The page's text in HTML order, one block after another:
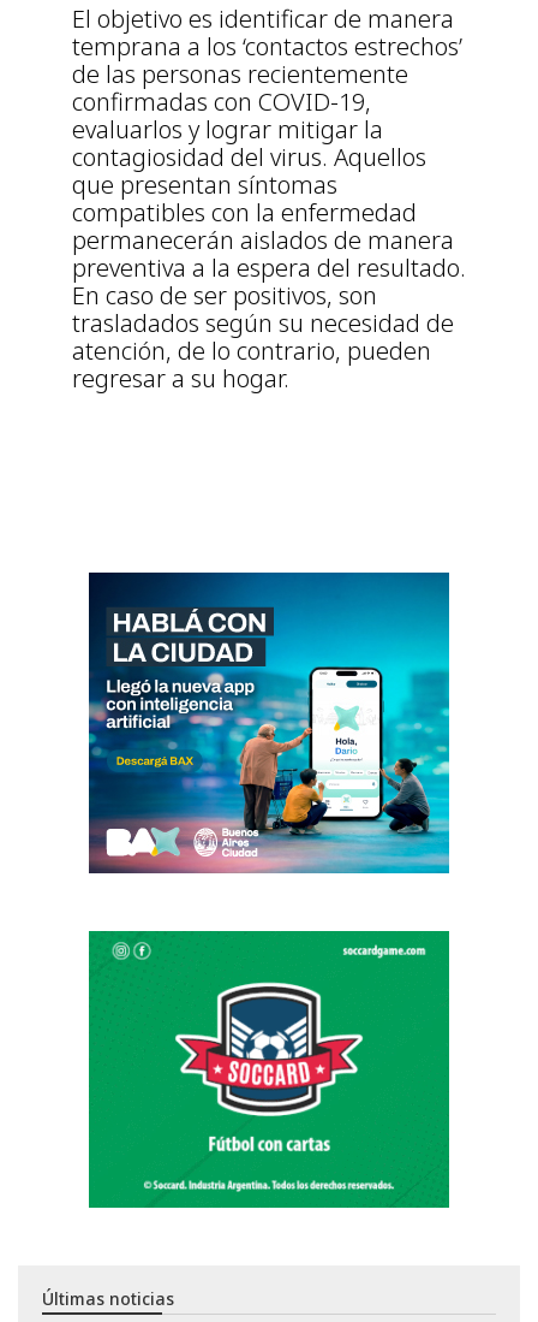
El objetivo es identificar de manera
temprana a los ‘contactos estrechos’
de las personas recientemente
confirmadas con COVID-19,
evaluarlos y lograr mitigar la
contagiosidad del virus. Aquellos
que presentan síntomas
compatibles con la enfermedad
permanecerán aislados de manera
preventiva a la espera del resultado.
En caso de ser positivos, son
trasladados según su necesidad de
atención, de lo contrario, pueden
regresar a su hogar.
Últimas noticias